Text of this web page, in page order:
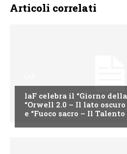
Articoli correlati
laF celebra il “Giorno
“Orwell 2.0 – Il lato oscuro
e “Fuoco sacro – Il